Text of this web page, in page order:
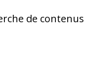
de contenus